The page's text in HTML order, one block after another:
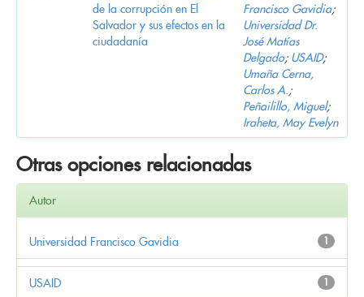
de la corrupción en El
Salvador y sus efectos en la
ciudadanía
Francisco Gavidia;
Universidad Dr.
José Matías
Delgado; USAID;
Umaña Cerna,
Carlos A.;
Peñailillo, Miguel;
Iraheta, May Evelyn
Otras opciones relacionadas
Autor
1
Universidad Francisco Gavidia
1
USAID